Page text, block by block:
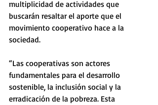
multiplicidad de actividades que
buscarán resaltar el aporte que el
movimiento cooperativo hace a la
sociedad.
“Las cooperativas son actores
fundamentales para el desarrollo
sostenible, la inclusión social y la
erradicación de la pobreza. Esta